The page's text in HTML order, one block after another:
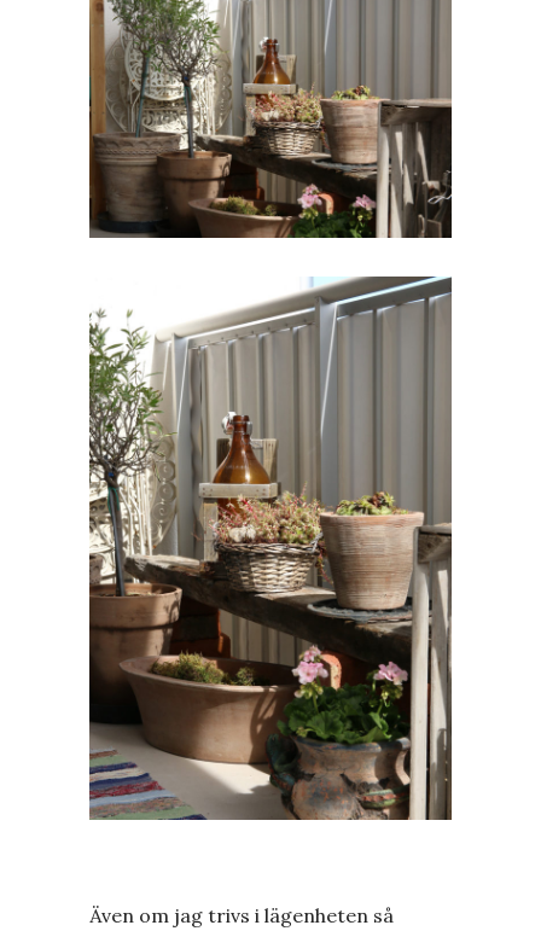
Även om jag trivs i lägenheten så